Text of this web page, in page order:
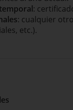
:
: cualquier
etc.).